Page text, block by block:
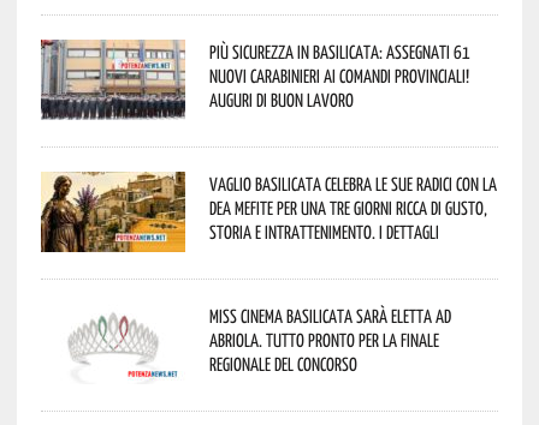
Più sicurezza in Basilicata: assegnati 61
nuovi Carabinieri ai Comandi provinciali!
Auguri di buon lavoro
Vaglio Basilicata celebra le sue radici con la
Dea Mefite per una tre giorni ricca di gusto,
storia e intrattenimento. I dettagli
Miss Cinema Basilicata sarà eletta ad
Abriola. Tutto pronto per la finale
regionale del concorso